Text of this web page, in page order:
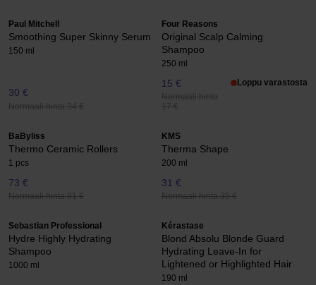
Paul Mitchell
Smoothing Super Skinny Serum
150 ml
30 €
Normaali hinta 34 €
Four Reasons
Original Scalp Calming
Shampoo
250 ml
15 €
Normaali hinta
17 €
Loppu varastosta
BaByliss
Thermo Ceramic Rollers
1 pcs
73 €
Normaali hinta 81 €
KMS
Therma Shape
200 ml
31 €
Normaali hinta 35 €
Sebastian Professional
Hydre Highly Hydrating
Shampoo
1000 ml
Kérastase
Blond Absolu Blonde Guard
Hydrating Leave-In for
Lightened or Highlighted Hair
190 ml